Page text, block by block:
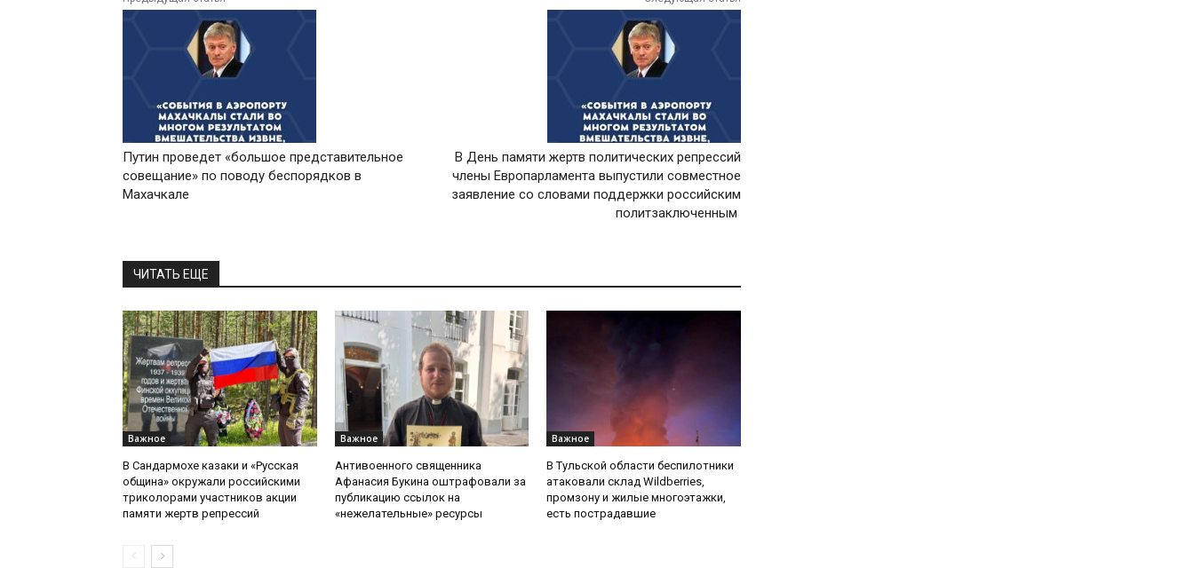
Путин проведет «большое представительное
совещание» по поводу беспорядков в
Махачкале
В День памяти жертв политических репрессий
члены Европарламента выпустили совместное
заявление со словами поддержки российским
политзаключенным
ЧИТАТЬ ЕЩЕ
Важное
В Сандармохе казаки и «Русская
община» окружали российскими
триколорами участников акции
памяти жертв репрессий
Важное
Антивоенного священника
Афанасия Букина оштрафовали за
публикацию ссылок на
«нежелательные» ресурсы
Важное
В Тульской области беспилотники
атаковали склад Wildberries,
промзону и жилые многоэтажки,
есть пострадавшие